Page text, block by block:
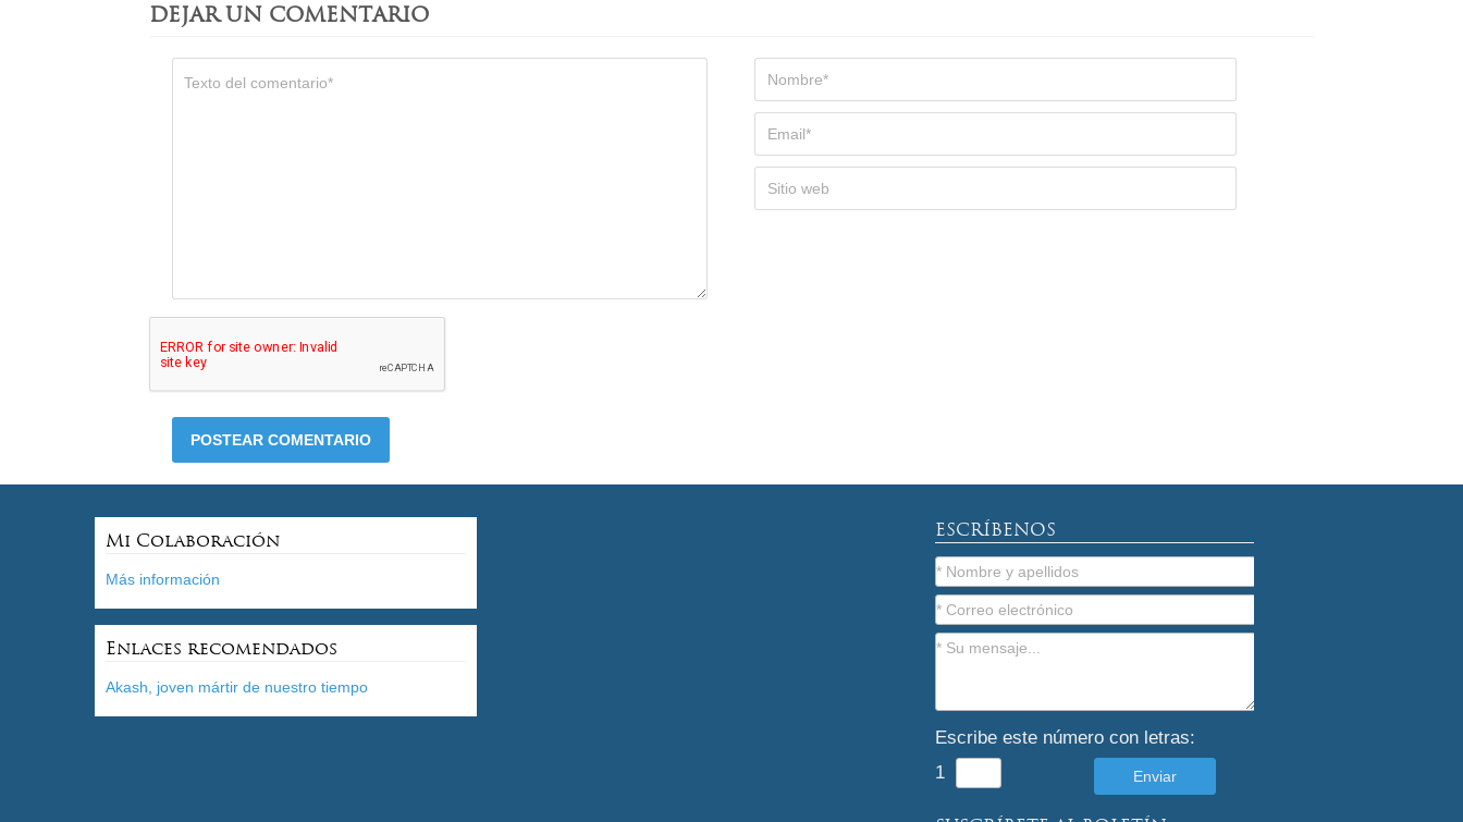
DEJAR UN COMENTARIO
Mi Colaboración
Más información
Enlaces recomendados
Akash, joven mártir de nuestro tiempo
ESCRÍBENOS
Escribe este número con letras:
1